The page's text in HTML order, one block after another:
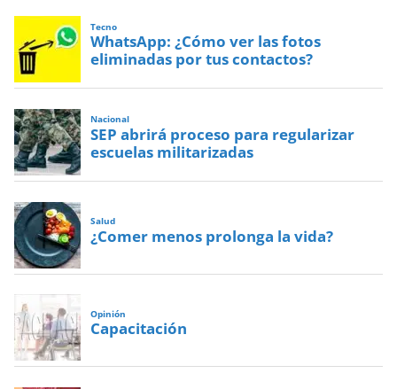
Tecno
WhatsApp: ¿Cómo ver las fotos
eliminadas por tus contactos?
Nacional
SEP abrirá proceso para regularizar
escuelas militarizadas
Salud
¿Comer menos prolonga la vida?
Opinión
Capacitación